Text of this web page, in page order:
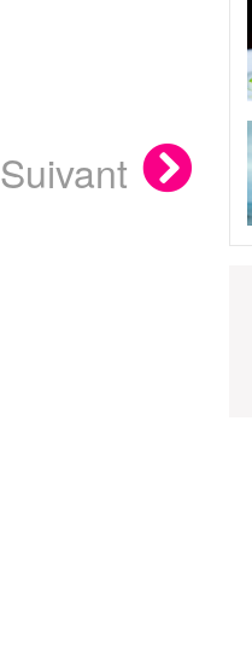
Suivant